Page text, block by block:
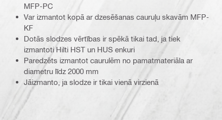
MFP-PC
Var izmantot kopā ar dzesēšanas cauruļu skavām MFP-
KF
Dotās slodzes vērtības ir spēkā tikai tad, ja tiek
izmantoti Hilti HST un HUS enkuri
Paredzēts izmantot caurulēm no pamatmateriāla ar
diametru līdz 2000 mm
Jāizmanto, ja slodze ir tikai vienā virzienā